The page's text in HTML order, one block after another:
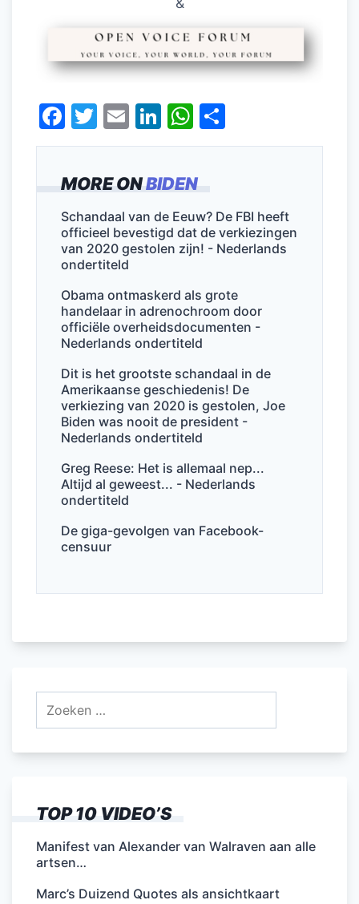
MORE ONBIDEN
Schandaal van de Eeuw? De FBI heeft
officieel bevestigd dat de verkiezingen
van 2020 gestolen zijn! - Nederlands
ondertiteld
Obama ontmaskerd als grote
handelaar in adrenochroom door
officiële overheidsdocumenten -
Nederlands ondertiteld
Dit is het grootste schandaal in de
Amerikaanse geschiedenis! De
verkiezing van 2020 is gestolen, Joe
Biden was nooit de president -
Nederlands ondertiteld
Greg Reese: Het is allemaal nep...
Altijd al geweest... - Nederlands
ondertiteld
De giga-gevolgen van Facebook-
censuur
F
a
e
b
o
o
k
T
w
er
E
m
l
Li
n
e
dI
n
W
h
s
A
p
el
Zoeken
TOP 10 VIDEO’S
Manifest van Alexander van Walraven aan alle
artsen…
Marc’s Duizend Quotes als ansichtkaart